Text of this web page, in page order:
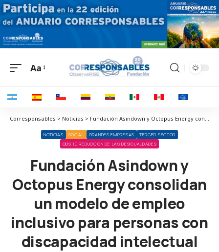
Aa
Corresponsables > Noticias > Fundación Asindown y Octopus Energy consolidan un modelo de empleo inclusivo para personas con discapacidad intelectual
NOTICIAS SOCIAL GRANDES EMPRESAS
TERCER SECTOR
ODS 10 REDUCCIÓN DE LAS DESIGUALDADES
Fundación Asindown y
Octopus Energy consolidan
un modelo de empleo
inclusivo para personas con
discapacidad intelectual